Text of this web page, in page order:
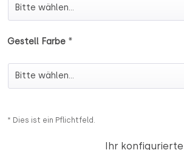
Gestell Farbe *
Gestell Farbe
* Dies ist ein Pflichtfeld.
Ihr